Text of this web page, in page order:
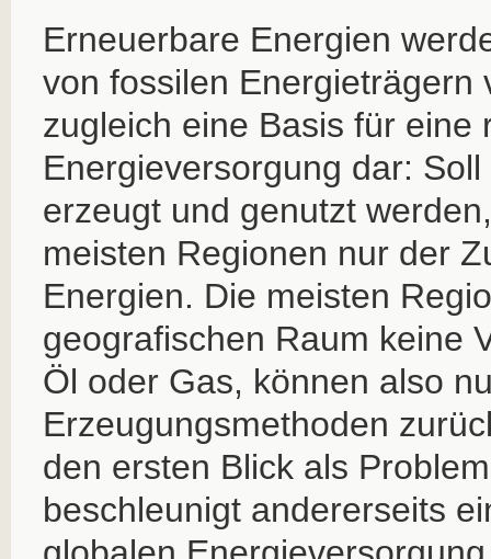
Erneuerbare Energien
von fossilen Energieträgern
zugleich eine Basis für eine
Energieversorgung dar:
erzeugt und genutzt
meisten Regionen nur der
Energien. Die meisten
geografischen Raum keine
Öl oder Gas, können also
Erzeugungsmethoden
den ersten Blick als
beschleunigt andererseits